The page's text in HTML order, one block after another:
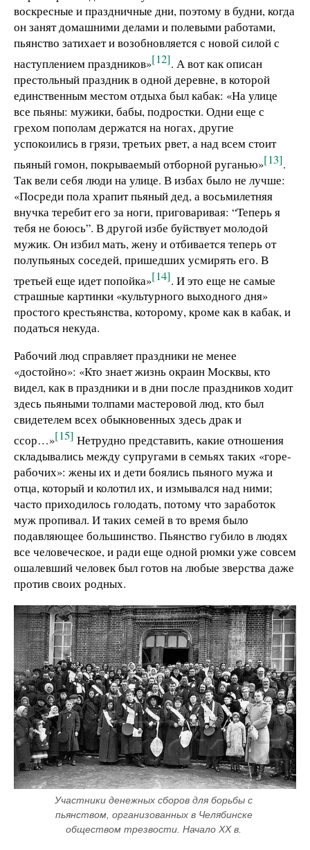
воскресные и праздничные дни, поэтому в будни, когда
он занят домашними делами и полевыми работами,
пьянство затихает и возобновляется с новой силой с
наступлением праздников»[12]. А вот как описан
престольный праздник в одной деревне, в которой
единственным местом отдыха был кабак: «На улице
все пьяны: мужики, бабы, подростки. Одни еще с
грехом пополам держатся на ногах, другие
успокоились в грязи, третьих рвет, а над всем стоит
пьяный гомон, покрываемый отборной руганью»[13].
Так вели себя люди на улице. В избах было не лучше:
«Посреди пола храпит пьяный дед, а восьмилетняя
внучка теребит его за ноги, приговаривая: “Теперь я
тебя не боюсь”. В другой избе буйствует молодой
мужик. Он избил мать, жену и отбивается теперь от
полупьяных соседей, пришедших усмирять его. В
третьей еще идет попойка»[14]. И это еще не самые
страшные картинки «культурного выходного дня»
простого крестьянства, которому, кроме как в кабак, и
податься некуда.
Рабочий люд справляет праздники не менее
«достойно»: «Кто знает жизнь окраин Москвы, кто
видел, как в праздники и в дни после праздников ходит
здесь пьяными толпами мастеровой люд, кто был
свидетелем всех обыкновенных здесь драк и
ссор…»[15] Нетрудно представить, какие отношения
складывались между супругами в семьях таких «горе-
рабочих»: жены их и дети боялись пьяного мужа и
отца, который и колотил их, и измывался над ними;
часто приходилось голодать, потому что заработок
муж пропивал. И таких семей в то время было
подавляющее большинство. Пьянство губило в людях
все человеческое, и ради еще одной рюмки уже совсем
ошалевший человек был готов на любые зверства даже
против своих родных.
Участники денежных сборов для борьбы с
пьянством, организованных в Челябинске
обществом трезвости. Начало XX в.